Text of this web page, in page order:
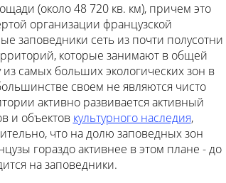
(около 48 720 кв. км), причем это
организации французской
заповедники сеть из почти полусотни
которые занимают в общей
самых больших экологических зон в
своем не являются чисто
активно развивается активный
и объектов культурного наследия,
что на долю заповедных зон
гораздо активнее в этом плане - до
на заповедники.